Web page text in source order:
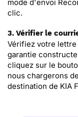
mode d'envoi
clic.
3. Vérifier le
Vérifiez votre lettre
garantie
cliquez sur le
nous chargerons
destination de KIA